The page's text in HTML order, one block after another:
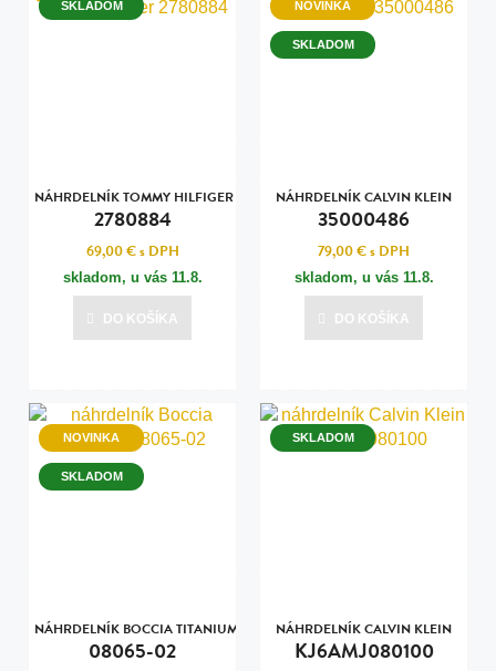
SKLADOM
NÁHRDELNÍK TOMMY HILFIGER
2780884
69,00 €s DPH
skladom, u vás 11.8.
DO KOŠÍKA
NOVINKA
SKLADOM
NÁHRDELNÍK CALVIN KLEIN
35000486
79,00 €s DPH
skladom, u vás 11.8.
DO KOŠÍKA
NOVINKA
SKLADOM
NÁHRDELNÍK BOCCIA TITANIUM
08065-02
SKLADOM
NÁHRDELNÍK CALVIN KLEIN
KJ6AMJ080100